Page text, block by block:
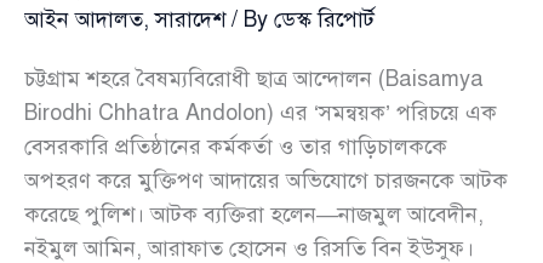
আইন আদালত,সারাদেশ/ By ডেস্ক রিপোর্ট
চট্টগ্রাম শহরে বৈষম্যবিরোধী ছাত্র আন্দোলন (Baisamya
Birodhi Chhatra Andolon) এর ‘সমন্বয়ক’ পরিচয়ে এক
বেসরকারি প্রতিষ্ঠানের কর্মকর্তা ও তার গাড়িচালককে
অপহরণ করে মুক্তিপণ আদায়ের অভিযোগে চারজনকে আটক
করেছে পুলিশ। আটক ব্যক্তিরা হলেন—নাজমুল আবেদীন,
নইমুল আমিন, আরাফাত হোসেন ও রিসতি বিন ইউসুফ।